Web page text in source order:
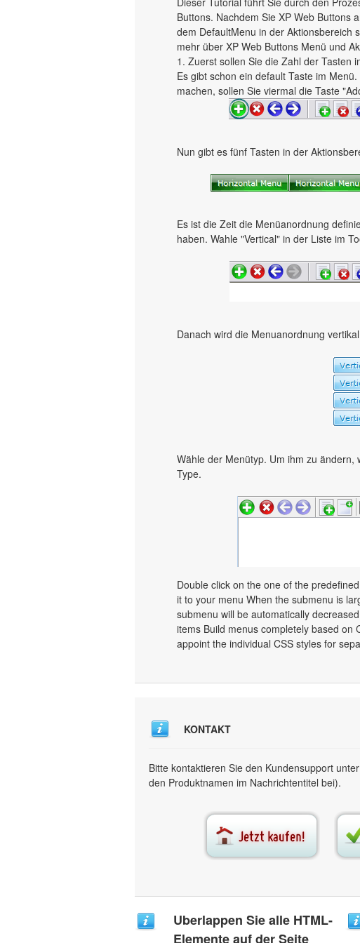
Buttons. Nachdem Sie XP Web Buttons
dem DefaultMenu in der Aktionsbereich
mehr über XP Web Buttons Menü und
1. Zuerst sollen Sie die Zahl der Tasten
Es gibt schon ein default Taste im
machen, sollen Sie viermal die Taste
Nun gibt es fünf Tasten in der
Es ist die Zeit die Menüanordnung
haben. Wahle "Vertical" in der Liste im
Danach wird die Menuanordnung
Wähle der Menütyp. Um ihm zu
Type.
Double click on the one of the
it to your menu When the submenu is
submenu will be automatically
items Build menus completely based on
appoint the individual CSS styles for
KONTAKT
Bitte kontaktieren Sie den Kundensupport unter
den Produktnamen im Nachrichtentitel bei).
Uberlappen Sie alle HTML-
Elemente auf der Seite